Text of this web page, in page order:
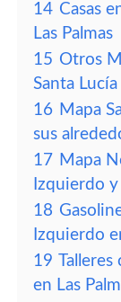
14 Casas
Las Palmas
15 Otros
Santa
16 Mapa
sus
17 Mapa
Izquierdo
18
Izquierdo
19 Talleres
en Las